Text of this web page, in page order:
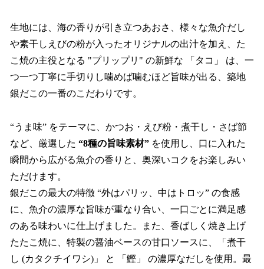
生地には、海の香りが引き立つあおさ、様々な魚介だし
や素干しえびの粉が入ったオリジナルの出汁を加え、た
こ焼の主役となる "プリップリ" の新鮮な 「タコ」 は、一
つ一つ丁寧に手切りし噛めば噛むほど旨味が出る、築地
銀だこの一番のこだわりです。
“うま味” をテーマに、かつお・えび粉・煮干し・さば節
など、厳選した “8種の旨味素材” を使用し、口に入れた
瞬間から広がる魚介の香りと、奥深いコクをお楽しみい
ただけます。
銀だこの最大の特徴 “外はパリッ、中はトロッ” の食感
に、魚介の濃厚な旨味が重なり合い、一口ごとに満足感
のある味わいに仕上げました。また、香ばしく焼き上げ
たたこ焼に、特製の醤油ベースの甘口ソースに、「煮干
し (カタクチイワシ)」 と 「鰹」 の濃厚なだしを使用。最